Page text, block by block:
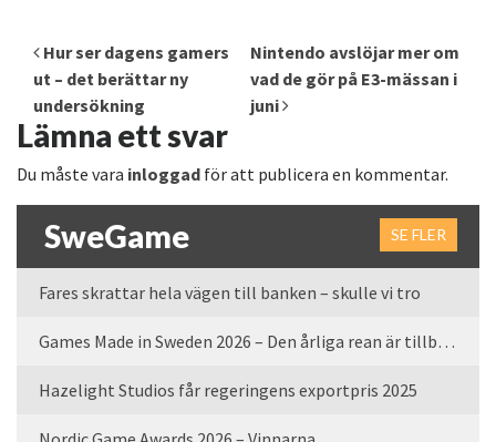
Inläggsnavigering
Hur ser dagens gamers
ut – det berättar ny
undersökning
Nintendo avslöjar mer om
vad de gör på E3-mässan i
juni
Lämna ett svar
Du måste vara inloggad för att publicera en kommentar.
SweGame SE FLER
Fares skrattar hela vägen till banken – skulle vi tro
Games Made in Sweden 2026 – Den årliga rean är tillbaka
Hazelight Studios får regeringens exportpris 2025